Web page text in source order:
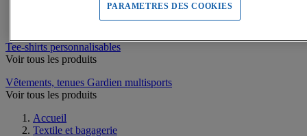
Pantalons, Collants de sport
Tee-shirts personnalisables
Voir tous les produits
Vêtements, tenues Gardien multisports
Voir tous les produits
Accueil
Textile et bagagerie
PARAMETRES DES COOKIES